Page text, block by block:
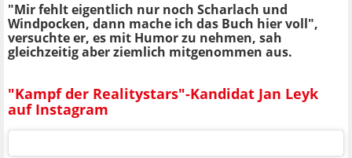
"Mir fehlt eigentlich nur noch Scharlach und
Windpocken, dann mache ich das Buch hier voll",
versuchte er, es mit Humor zu nehmen, sah
gleichzeitig aber ziemlich mitgenommen aus.
"Kampf der Realitystars"-Kandidat Jan Leyk
auf Instagram